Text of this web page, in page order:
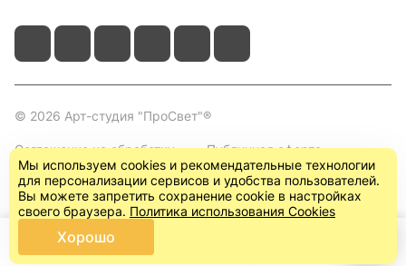
© 2026 Арт-студия "ПроСвет"®
Соглашение на обработку
персональных данных
Публичная оферта
(пользовательское
соглашение)
Главная Каталог
Мы используем cookies и рекомендательные технологии
для персонализации сервисов и удобства пользователей.
Вы можете запретить сохранение cookie в настройках
своего браузера. Политика использования Cookies
Хорошо